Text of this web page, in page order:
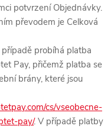
potvrzení Objednávky.
převodem je Celková
probíhá platba
Pay, přičemž platba se
brány, které jsou
cs/vseobecne-
pay/. V případě platby